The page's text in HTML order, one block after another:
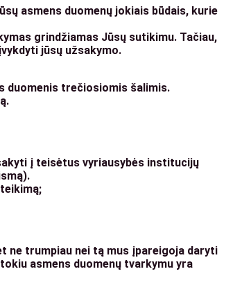
asmens duomenų jokiais būdais, kurie
grindžiamas Jūsų sutikimu. Tačiau,
jūsų užsakymo.
duomenis trečiosiomis šalimis.
į teisėtus vyriausybės institucijų
ne trumpiau nei tą mus įpareigoja daryti
asmens duomenų tvarkymu yra